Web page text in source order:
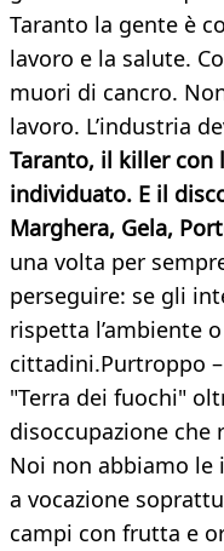
Taranto la gente è
lavoro e la salute.
muori di cancro.
lavoro. L’industria
Taranto, il killer
individuato. E il
Marghera, Gela,
una volta per
perseguire: se gli
rispetta l’ambiente
cittadini.Purtroppo
"Terra dei fuochi"
disoccupazione che
Noi non abbiamo
a vocazione
campi con frutta e